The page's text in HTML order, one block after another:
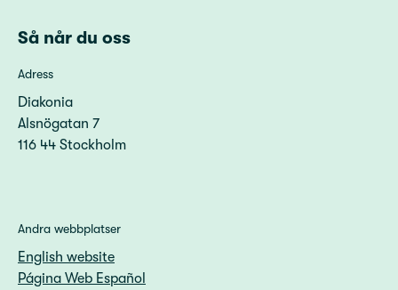
Så når du oss
Adress
Diakonia
Alsnögatan 7
116 44 Stockholm
Andra webbplatser
English website
Página Web Español